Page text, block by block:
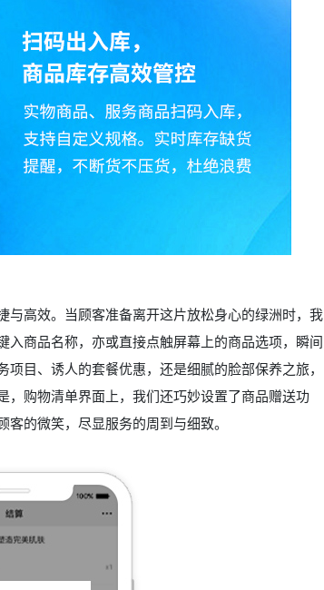
高效。当顾客准备离开这片放松身心的绿洲时，我
商品名称，亦或直接点触屏幕上的商品选项，瞬间
目、诱人的套餐优惠，还是细腻的脸部保养之旅，
购物清单界面上，我们还巧妙设置了商品赠送功
的微笑，尽显服务的周到与细致。